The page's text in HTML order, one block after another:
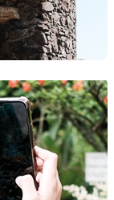
110º